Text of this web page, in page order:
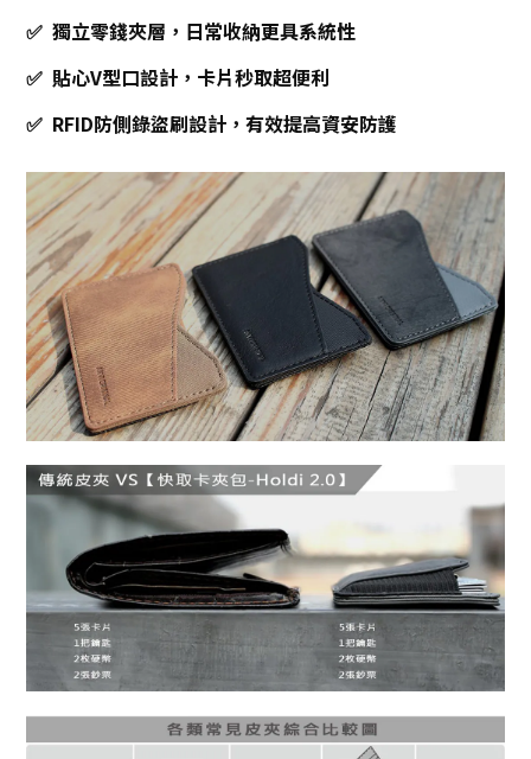
✅ 獨立零錢夾層，日常收納更具系統性
✅ 貼心V型口設計，卡片秒取超便利
✅ RFID防側錄盜刷設計，有效提高資安防護